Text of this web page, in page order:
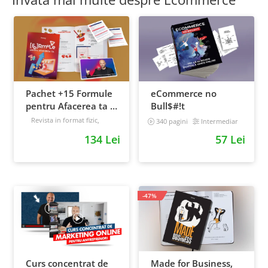
Pachet +15 Formule
pentru Afacerea ta +
Prompt-uri dedicate
Revista in format fizic,
134 Lei
eCommerce no
Bull$#!t
340 pagini Intermediar
57 Lei
Curs concentrat de
Made for Business,
-47%